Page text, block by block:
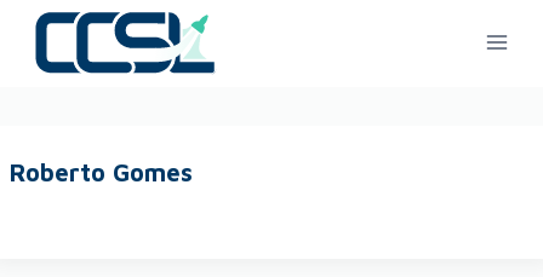
Roberto Gomes